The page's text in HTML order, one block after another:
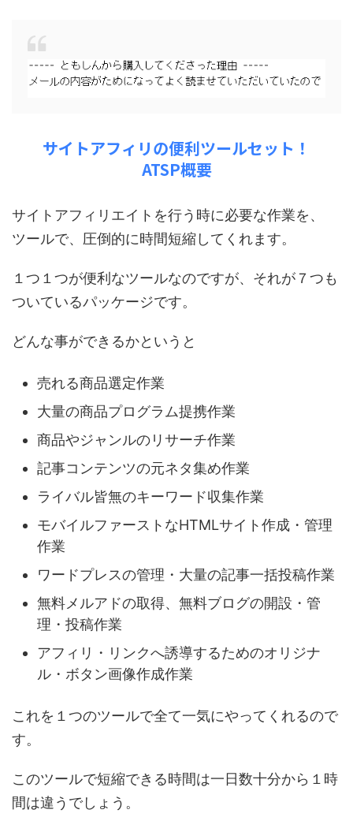
サイトアフィリの便利ツールセット！
ATSP概要
サイトアフィリエイトを行う時に必要な作業を、
ツールで、圧倒的に時間短縮してくれます。
１つ１つが便利なツールなのですが、それが７つも
ついているパッケージです。
どんな事ができるかというと
売れる商品選定作業
大量の商品プログラム提携作業
商品やジャンルのリサーチ作業
記事コンテンツの元ネタ集め作業
ライバル皆無のキーワード収集作業
モバイルファーストなHTMLサイト作成・管理
作業
ワードプレスの管理・大量の記事一括投稿作業
無料メルアドの取得、無料ブログの開設・管
理・投稿作業
アフィリ・リンクへ誘導するためのオリジナ
ル・ボタン画像作成作業
これを１つのツールで全て一気にやってくれるので
す。
このツールで短縮できる時間は一日数十分から１時
間は違うでしょう。